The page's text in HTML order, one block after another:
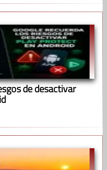
de desactivar